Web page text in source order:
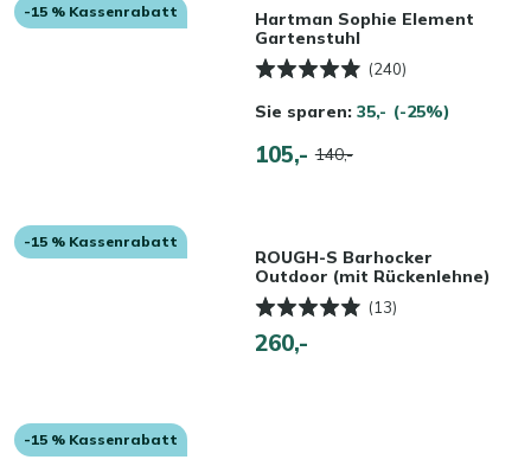
-15 % Kassenrabatt
Hartman Sophie Element
Gartenstuhl
(240)
Sie sparen: 35,- (-25%)
105,- 140,-
-15 % Kassenrabatt
ROUGH-S Barhocker
Outdoor (mit Rückenlehne)
(13)
260,-
-15 % Kassenrabatt